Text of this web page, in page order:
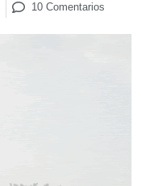
10 Comentarios